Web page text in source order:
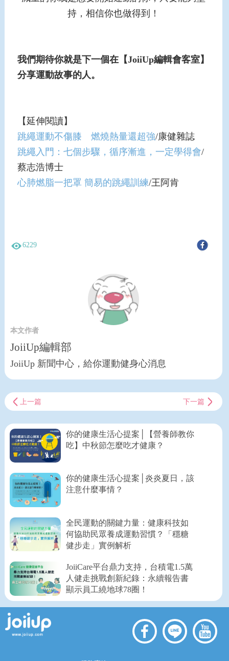
持，相信你也做得到！
我們期待你就是下一個在【JoiiUp編輯會客室】
分享運動故事的人。
【延伸閱讀】
跳繩運動不傷膝 燃燒熱量還超強/康健雜誌
跳繩入門：七個步驟，循序漸進，一定學得會/
蔡志浩博士
心肺燃脂一把罩 簡易的跳繩訓練/王阿肯
6229
本文作者
JoiiUp編輯部
JoiiUp 新聞中心，給你運動健身心消息
上一篇 下一篇
你的健康生活心提案│【營養師教你
吃】中秋節怎麼吃才健康？
你的健康生活心提案│炎炎夏日，該
注意什麼事情？
全民運動的關鍵力量：健康科技如
何協助民眾養成運動習慣？「穩糖
健步走」實例解析
JoiiCare平台鼎力支持，台積電1.5萬
人健走挑戰創新紀錄：永續報告書
顯示員工繞地球78圈！